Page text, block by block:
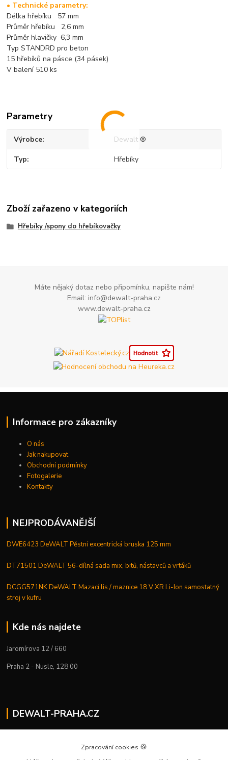
• Technické parametry:
Délka hřebíku 57 mm
Průměr hřebíku 2,6 mm
Průměr hlavičky 6,3 mm
Typ STANDRD pro beton
15 hřebíků na pásce (34 pásek)
V balení 510 ks
Parametry
Výrobce Dewalt ®
Typ Hřebíky
Zboží zařazeno v kategoriích
Hřebíky /spony do hřebíkovačky
Máte nějaký dotaz nebo připomínku, napište nám!
Email: info@dewalt-praha.cz
www.dewalt-praha.cz
Informace pro zákazníky
O nás
Jak nakupovat
Obchodní podmínky
Fotogalerie
Kontakty
NEJPRODÁVANĚJŠÍ
DWE6423 DeWALT Pěstní excentrická bruska 125 mm
DT71501 DeWALT 56-dílná sada mix, bitů, nástavců a vrtáků
DCGG571NK DeWALT Mazací lis / maznice 18 V XR Li-Ion samostatný
stroj v kufru
Kde nás najdete
Jaromírova 12 / 660
Praha 2 - Nusle, 128 00
DEWALT-PRAHA.CZ
+420 224 936 535
Zpracování cookies 🍪